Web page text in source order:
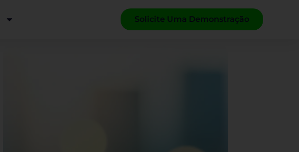
Solicite Uma Demonstração